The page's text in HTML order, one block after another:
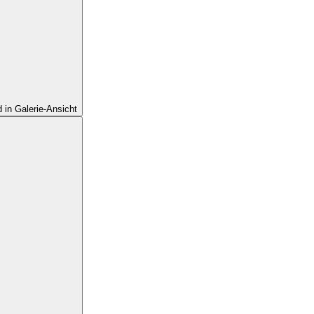
in Galerie-Ansicht